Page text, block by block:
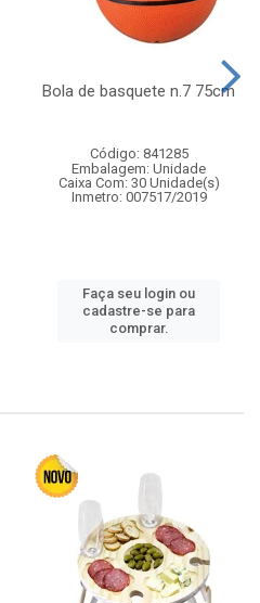
Bola de basquete n.7 75cm
Código: 841285
Embalagem: Unidade
Caixa Com: 30 Unidade(s)
Inmetro: 007517/2019
Faça seu login ou
cadastre-se para
comprar.